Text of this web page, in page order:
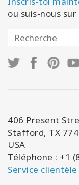
ou suis-nous
406 Present
Stafford, TX
USA
Téléphone : +1
Service clientèle